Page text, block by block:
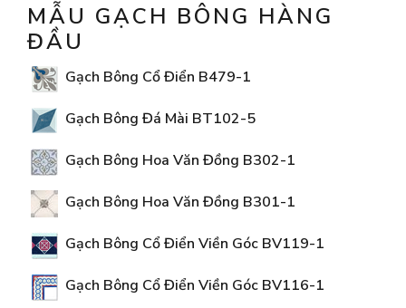
MẪU GẠCH BÔNG HÀNG
ĐẦU
Gạch Bông Cổ Điển B479-1
Gạch Bông Đá Mài BT102-5
Gạch Bông Hoa Văn Đồng B302-1
Gạch Bông Hoa Văn Đồng B301-1
Gạch Bông Cổ Điển Viền Góc BV119-1
Gạch Bông Cổ Điển Viền Góc BV116-1